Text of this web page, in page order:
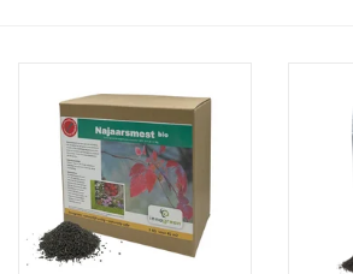
Drukspuiten
Onkruid & Reiniging
Zaden